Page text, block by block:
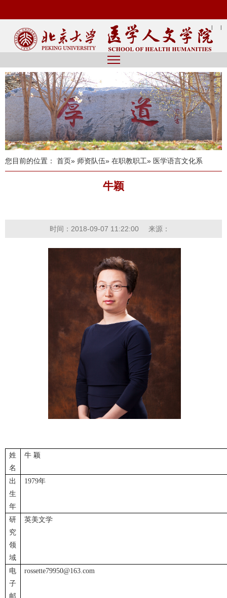
| |
您目前的位置： 首页» 师资队伍» 在职教职工» 医学语言文化系
牛颖
时间：2018-09-07 11:22:00 来源：
姓
名
牛 颖
出
生
年
1979年
研
究
领
域
英美文学
电
子
邮
rossette79950@163.com